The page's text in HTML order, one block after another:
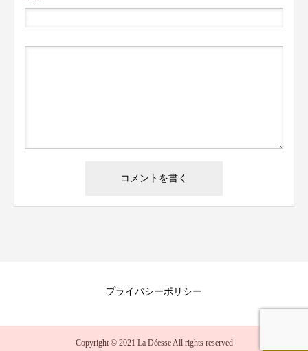
プライバシーポリシー
Copyright © 2021 La Déesse All rights reserved